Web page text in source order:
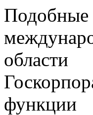
области
функции